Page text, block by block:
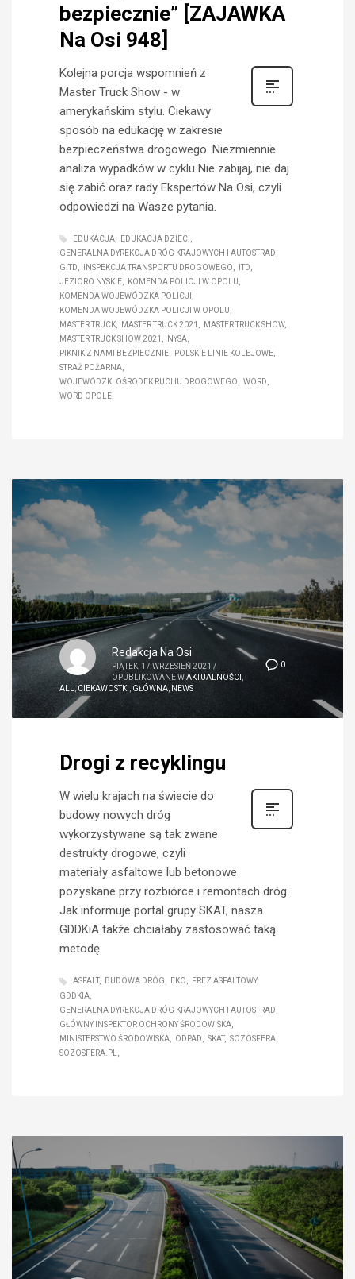
bezpiecznie” [ZAJAWKA
Na Osi 948]
Kolejna porcja wspomnień z
Master Truck Show - w
amerykańskim stylu. Ciekawy
sposób na edukację w zakresie
bezpieczeństwa drogowego. Niezmiennie
analiza wypadków w cyklu Nie zabijaj, nie daj
się zabić oraz rady Ekspertów Na Osi, czyli
odpowiedzi na Wasze pytania.
EDUKACJA
EDUKACJA DZIECI
GENERALNA DYREKCJA DRÓG KRAJOWYCH I AUTOSTRAD
GITD
INSPEKCJA TRANSPORTU DROGOWEGO
ITD
JEZIORO NYSKIE
KOMENDA POLICJI W OPOLU
KOMENDA WOJEWÓDZKA POLICJI
KOMENDA WOJEWÓDZKA POLICJI W OPOLU
MASTER TRUCK
MASTER TRUCK 2021
MASTER TRUCK SHOW
MASTER TRUCK SHOW 2021
NYSA
PIKNIK Z NAMI BEZPIECZNIE
POLSKIE LINIE KOLEJOWE
STRAŻ POŻARNA
WOJEWÓDZKI OŚRODEK RUCHU DROGOWEGO
WORD
WORD OPOLE
0
Redakcja Na Osi
PIĄTEK, 17 WRZESIEŃ 2021 /
OPUBLIKOWANE WAKTUALNOŚCI
ALL
CIEKAWOSTKI GŁÓWNA NEWS
Drogi z recyklingu
W wielu krajach na świecie do
budowy nowych dróg
wykorzystywane są tak zwane
destrukty drogowe, czyli
materiały asfaltowe lub betonowe
pozyskane przy rozbiórce i remontach dróg.
Jak informuje portal grupy SKAT, nasza
GDDKiA także chciałaby zastosować taką
metodę.
ASFALT BUDOWA DRÓG EKO
FREZ ASFALTOWY
GDDKIA
GENERALNA DYREKCJA DRÓG KRAJOWYCH I AUTOSTRAD
GŁÓWNY INSPEKTOR OCHRONY ŚRODOWISKA
MINISTERSTWO ŚRODOWISKA
ODPAD SKAT
SOZOSFERA
SOZOSFERA.PL